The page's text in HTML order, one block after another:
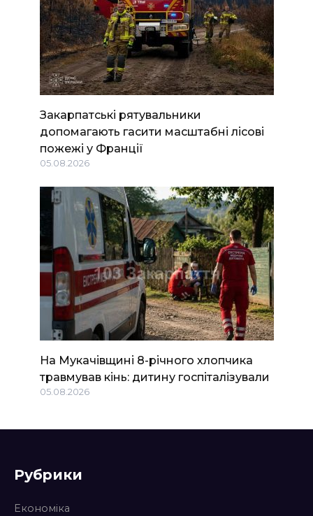
Закарпатські рятувальники
допомагають гасити масштабні лісові
пожежі у Франції
05.08.2026
На Мукачівщині 8-річного хлопчика
травмував кінь: дитину госпіталізували
05.08.2026
Рубрики
Економіка